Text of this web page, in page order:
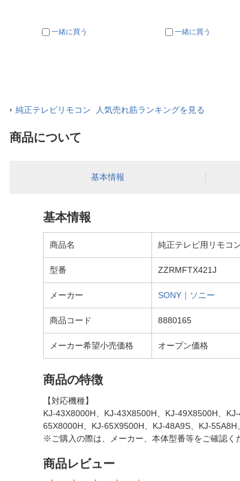
一緒に買う 一緒に買う
純正テレビリモコン 人気売れ筋ランキングを見る
商品について
基本情報
基本情報
商品名 純正テレビ用リモコ
型番 ZZRMFTX421J
メーカー SONY｜ソニー
商品コード 8880165
メーカー希望小売価格 オープン価格
商品の特徴
【対応機種】
KJ-43X8000H、KJ-43X8500H、KJ-49X8500H、
65X8000H、KJ-65X9500H、KJ-48A9S、KJ-55A8H
※ご購入の際は、メーカー、本体型番等をご確認く
商品レビュー